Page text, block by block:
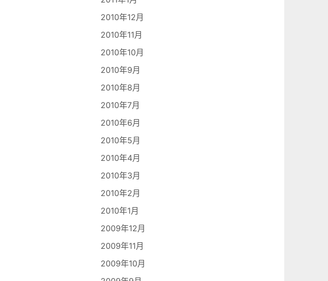
2010年12月
2010年11月
2010年10月
2010年9月
2010年8月
2010年7月
2010年6月
2010年5月
2010年4月
2010年3月
2010年2月
2010年1月
2009年12月
2009年11月
2009年10月